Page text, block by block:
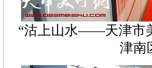
“沽上山水——天津市
津南